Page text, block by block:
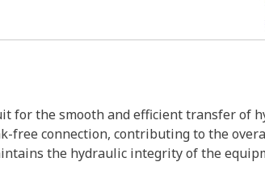
for the smooth and efficient transfer
free connection, contributing to the
the hydraulic integrity of the